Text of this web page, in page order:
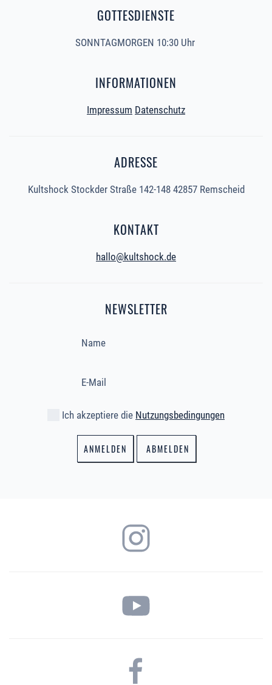
GOTTESDIENSTE
SONNTAGMORGEN 10:30 Uhr
INFORMATIONEN
Impressum Datenschutz
ADRESSE
Kultshock Stockder Straße 142-148 42857 Remscheid
KONTAKT
hallo@kultshock.de
NEWSLETTER
Ich akzeptiere die Nutzungsbedingungen